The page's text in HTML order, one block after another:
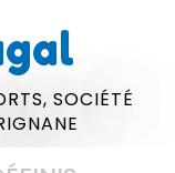
SOCIÉTÉ